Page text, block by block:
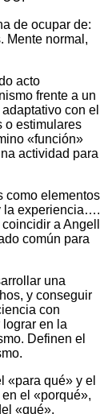
de ocupar de:
Mente normal,
acto
frente a un
con el
o estimulares
«función»
actividad para
como elementos
la experiencia….
a Angell
común para
una
y conseguir
con
en la
Definen el
«para qué» y el
el «porqué»,
«qué».